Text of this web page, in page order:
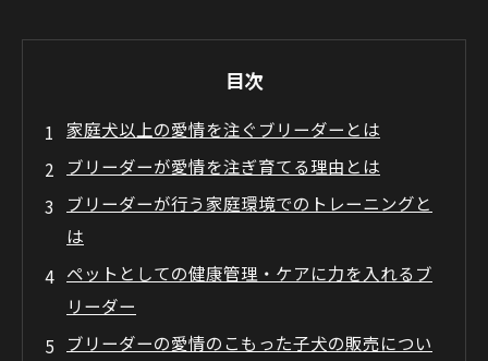
目次
家庭犬以上の愛情を注ぐブリーダーとは
ブリーダーが愛情を注ぎ育てる理由とは
ブリーダーが行う家庭環境でのトレーニングと
は
ペットとしての健康管理・ケアに力を入れるブ
リーダー
ブリーダーの愛情のこもった子犬の販売につい